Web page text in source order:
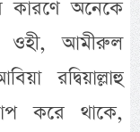
কারণে অনেকে
ওহী, আমীরুল
রদ্বিয়াল্লাহু
করে থাকে,